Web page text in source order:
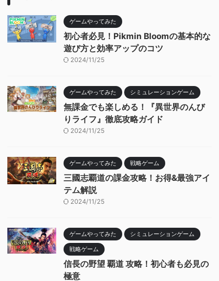
ゲームやってみた
初心者必見！Pikmin Bloomの基本的な
遊び方と効率アップのコツ
2024/11/25
ゲームやってみた シミュレーションゲーム
無課金でも楽しめる！『異世界のんび
りライフ』徹底攻略ガイド
2024/11/25
ゲームやってみた 戦略ゲーム
三國志覇道の課金攻略！お得&最強アイ
テム解説
2024/11/25
ゲームやってみた シミュレーションゲーム
戦略ゲーム
信長の野望 覇道 攻略！初心者も必見の
極意